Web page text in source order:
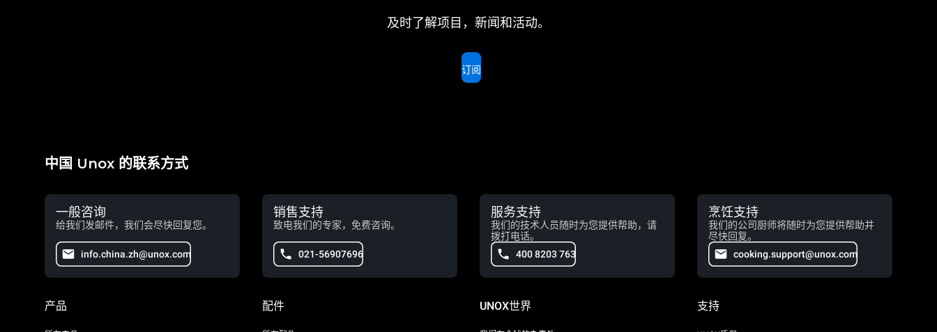
及时了解项目，新闻和活动。
订阅
中国 Unox 的联系方式
一般咨询
给我们发邮件，我们会尽快回复您。
info.china.zh@unox.com
销售支持
致电我们的专家，免费咨询。
021-56907696
服务支持
我们的技术人员随时为您提供帮助，请
拨打电话。
400 8203 763
烹饪支持
我们的公司厨师将随时为您提供帮助并
尽快回复。
cooking.support@unox.com
产品 配件 UNOX世界 支持